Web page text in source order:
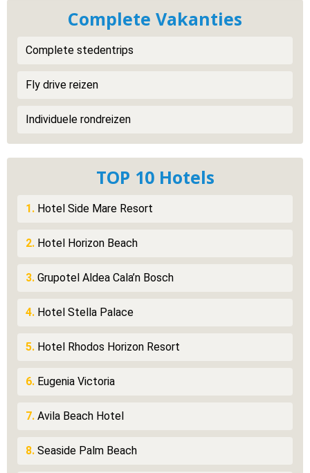
Complete Vakanties
Complete stedentrips
Fly drive reizen
Individuele rondreizen
TOP 10 Hotels
1. Hotel Side Mare Resort
2. Hotel Horizon Beach
3. Grupotel Aldea Cala’n Bosch
4. Hotel Stella Palace
5. Hotel Rhodos Horizon Resort
6. Eugenia Victoria
7. Avila Beach Hotel
8. Seaside Palm Beach